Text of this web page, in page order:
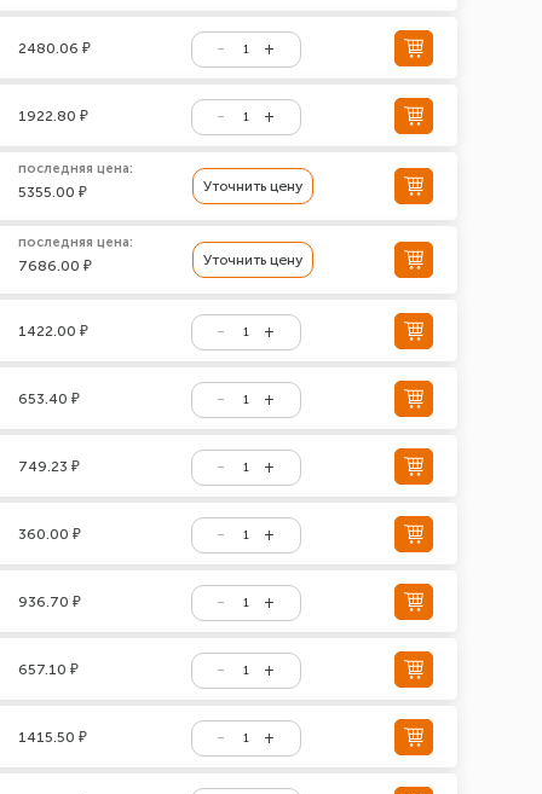
2480.06 ₽
1922.80 ₽
последняя цена:
5355.00 ₽ Уточнить цену
последняя цена:
7686.00 ₽ Уточнить цену
1422.00 ₽
653.40 ₽
749.23 ₽
360.00 ₽
936.70 ₽
657.10 ₽
1415.50 ₽